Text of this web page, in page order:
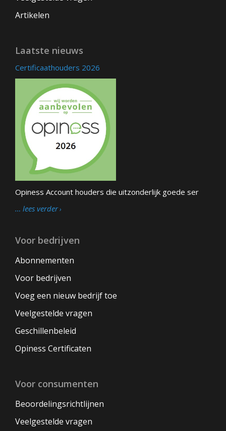
Artikelen
Laatste nieuws
Certificaathouders 2026
Opiness Account houders die uitzonderlijk goede ser
… lees verder
Voor bedrijven
Abonnementen
Voor bedrijven
Voeg een nieuw bedrijf toe
Veelgestelde vragen
Geschillenbeleid
Opiness Certificaten
Voor consumenten
Beoordelingsrichtlijnen
Veelgestelde vragen